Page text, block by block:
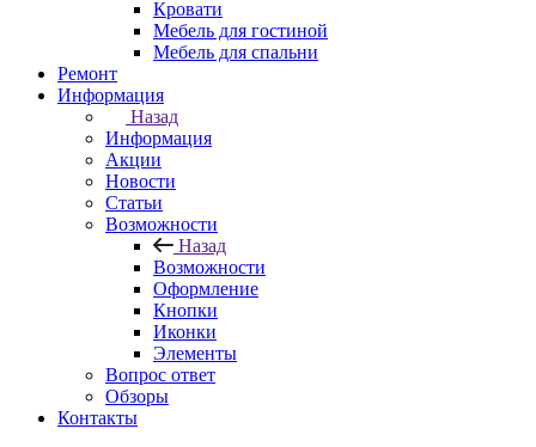
Кровати
Мебель для гостиной
Мебель для спальни
Ремонт
Информация
Назад
Информация
Акции
Новости
Статьи
Возможности
Назад
Возможности
Оформление
Кнопки
Иконки
Элементы
Вопрос ответ
Обзоры
Контакты